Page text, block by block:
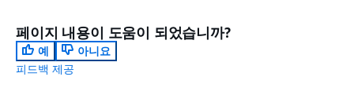
페이지 내용이 도움이 되었습니까?
예
아니요
피드백 제공